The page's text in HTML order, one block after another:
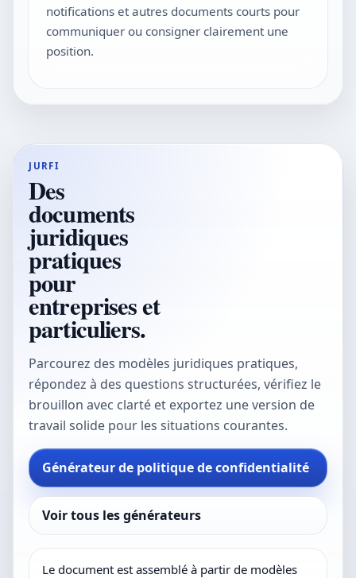
notifications et autres documents courts pour
communiquer ou consigner clairement une
position.
JURFI
Des
documents
juridiques
pratiques
pour
entreprises et
particuliers.
Parcourez des modèles juridiques pratiques,
répondez à des questions structurées, vérifiez le
brouillon avec clarté et exportez une version de
travail solide pour les situations courantes.
Générateur de politique de confidentialité
Voir tous les générateurs
Le document est assemblé à partir de modèles